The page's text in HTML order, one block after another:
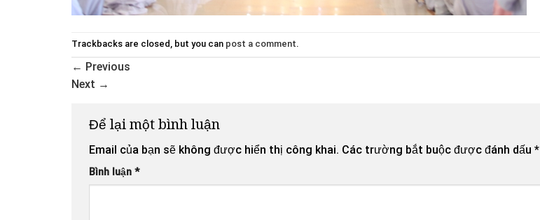
Trackbacks are closed, but you can post a comment.
← Previous
Next →
Để lại một bình luận
Email của bạn sẽ không được hiển thị công khai. Các trường bắt buộc được đánh dấu *
Bình luận *